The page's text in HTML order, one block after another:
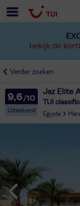
bekijk de
Verder zoeken
9,6
Uitstekend
Jaz Elite
TUI
Egypte